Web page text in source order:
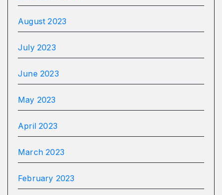
August 2023
July 2023
June 2023
May 2023
April 2023
March 2023
February 2023